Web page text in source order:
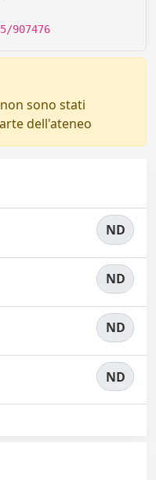
907476
sono stati
dell'ateneo
ND
ND
ND
ND